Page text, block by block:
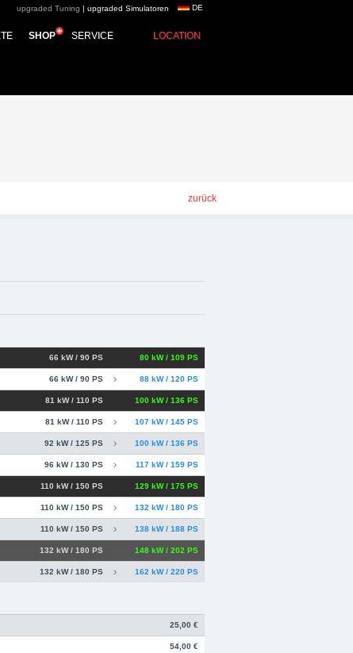
automotive
DE
LOCATION
SERVICE
SHOP
upgraded Tuning | upgraded Simulatoren
zurück
80 kW / 109 PS
66 kW / 90 PS
88 kW / 120 PS
66 kW / 90 PS
100 kW / 136 PS
81 kW / 110 PS
107 kW / 145 PS
81 kW / 110 PS
100 kW / 136 PS
92 kW / 125 PS
117 kW / 159 PS
96 kW / 130 PS
129 kW / 175 PS
110 kW / 150 PS
132 kW / 180 PS
110 kW / 150 PS
138 kW / 188 PS
110 kW / 150 PS
148 kW / 202 PS
132 kW / 180 PS
162 kW / 220 PS
132 kW / 180 PS
25,00 €
54,00 €